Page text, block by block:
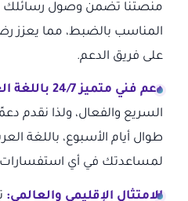
منصتنا تضمن وصول رسائلك
المناسب بالضبط، مما يعزز
على فريق الدعم.
دعم فني متميز 24/7 باللغة العربية:
السريع والفعال، ولذا نقدم
طوال أيام الأسبوع، باللغة
لمساعدتك في أي
الامتثال الإقليمي والعالمي: